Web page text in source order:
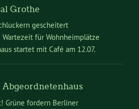
Grothe
gescheitert
für Wohnheimplätze
startet mit Café am 12.07.
Abgeordnetenhaus
Grüne fordern Berliner